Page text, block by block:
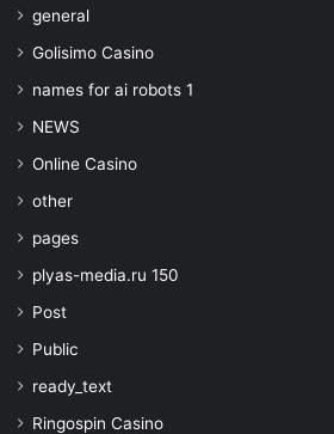
general
Golisimo Casino
names for ai robots 1
NEWS
Online Casino
other
pages
plyas-media.ru 150
Post
Public
ready_text
Ringospin Casino